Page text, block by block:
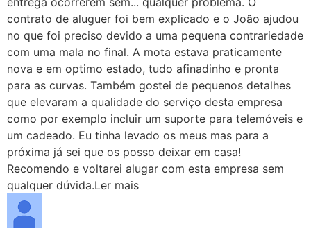
contrato de aluguer foi bem explicado e o João ajudou
no que foi preciso devido a uma pequena contrariedade
com uma mala no final. A mota estava praticamente
nova e em optimo estado, tudo afinadinho e pronta
para as curvas. Também gostei de pequenos detalhes
que elevaram a qualidade do serviço desta empresa
como por exemplo incluir um suporte para telemóveis e
um cadeado. Eu tinha levado os meus mas para a
próxima já sei que os posso deixar em casa!
Recomendo e voltarei alugar com esta empresa sem
qualquer dúvida.Ler mais